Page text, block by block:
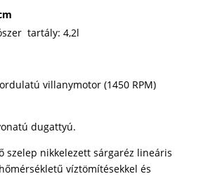
tartály: 4,2l
villanymotor (1450 RPM)
dugattyú.
szelep nikkelezett sárgaréz lineáris
víztömítésekkel és